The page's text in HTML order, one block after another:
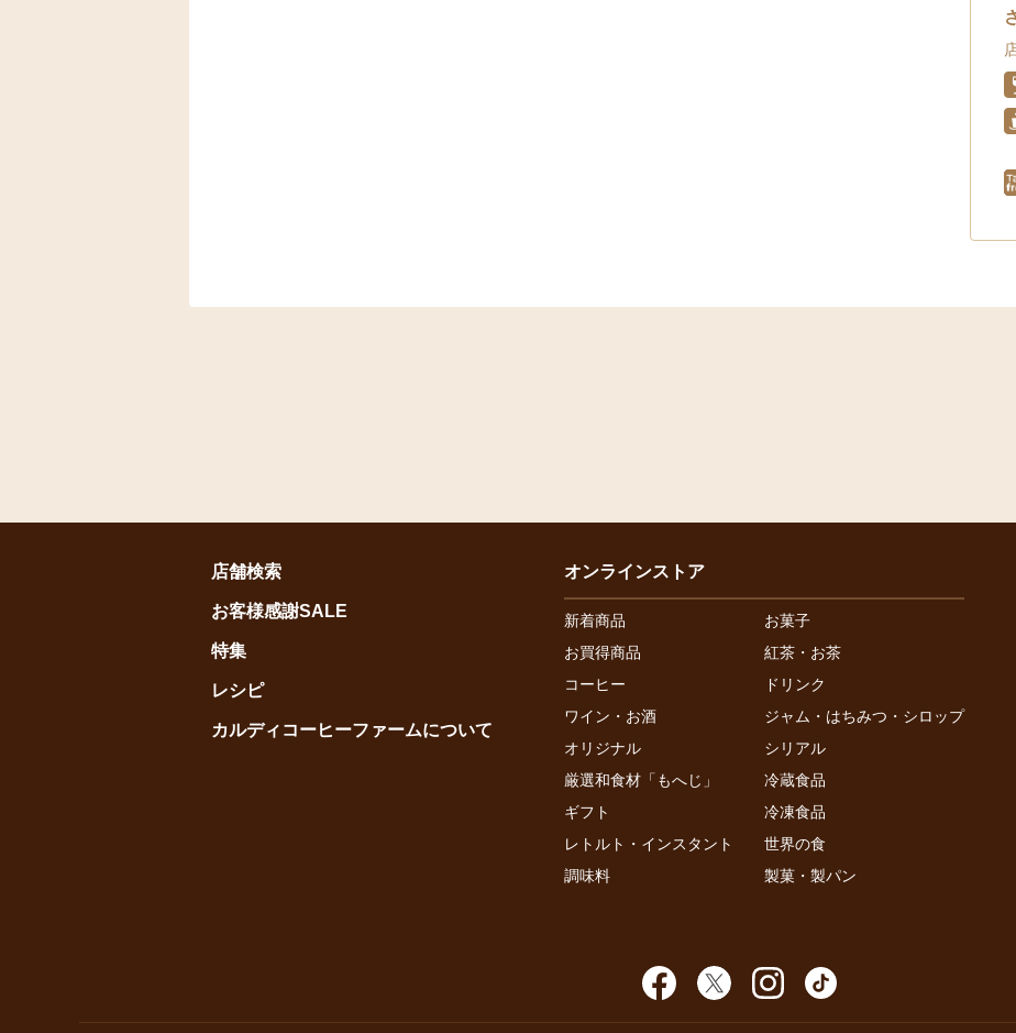
店舗検索
お客様感謝SALE
特集
レシピ
カルディコーヒーファームについて
オンラインストア
新着商品
お菓子
お買得商品
紅茶・お茶
コーヒー
ドリンク
ワイン・お酒
ジャム・はちみつ・シロップ
オリジナル
シリアル
厳選和食材「もへじ」
冷蔵食品
ギフト
冷凍食品
レトルト・インスタント
世界の食
調味料
製菓・製パン